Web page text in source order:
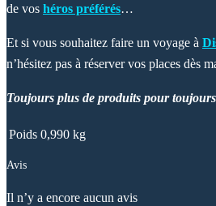
de vos héros préférés…
Et si vous souhaitez faire un voyage à
n’hésitez pas à réserver vos places dès
Toujours plus de produits pour
Poids 0,990 kg
Avis
Il n’y a encore aucun avis